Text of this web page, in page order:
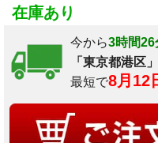
在庫あり
今から3時間26
「東京都港区」
最短で8月12